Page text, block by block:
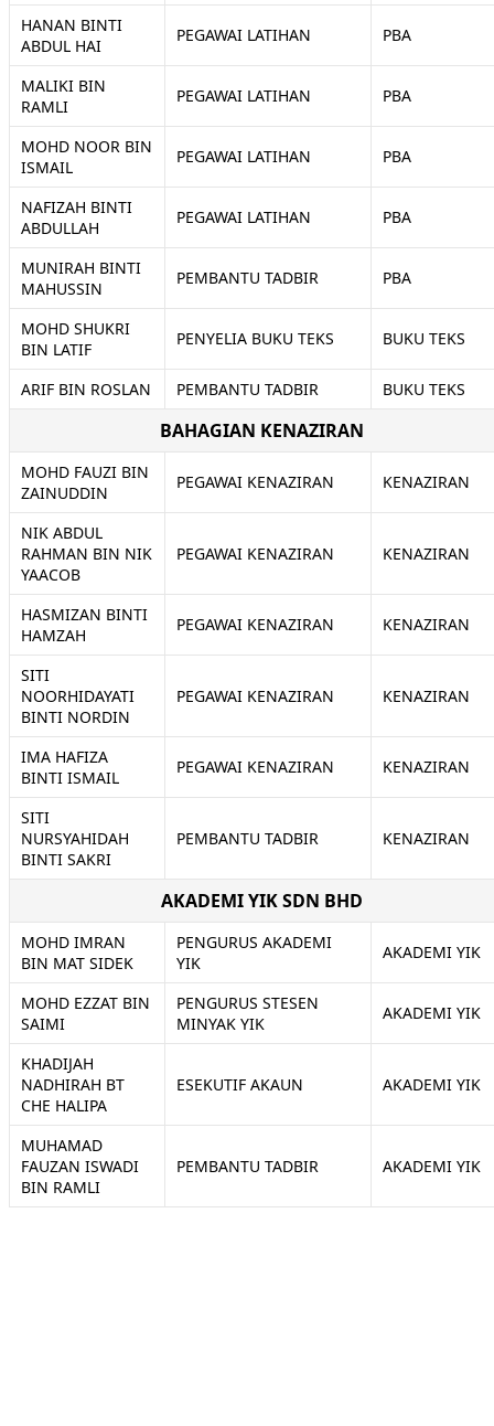
HANAN BINTI
ABDUL HAI
PEGAWAI LATIHAN PBA
MALIKI BIN
RAMLI
PEGAWAI LATIHAN PBA
MOHD NOOR BIN
ISMAIL
PEGAWAI LATIHAN PBA
NAFIZAH BINTI
ABDULLAH
PEGAWAI LATIHAN PBA
MUNIRAH BINTI
MAHUSSIN
PEMBANTU TADBIR PBA
MOHD SHUKRI
BIN LATIF
PENYELIA BUKU TEKS BUKU TEKS
ARIF BIN ROSLAN PEMBANTU TADBIR BUKU TEKS
BAHAGIAN KENAZIRAN
MOHD FAUZI BIN
ZAINUDDIN
PEGAWAI KENAZIRAN KENAZIRAN
NIK ABDUL
RAHMAN BIN NIK
YAACOB
PEGAWAI KENAZIRAN KENAZIRAN
HASMIZAN BINTI
HAMZAH
PEGAWAI KENAZIRAN KENAZIRAN
SITI
NOORHIDAYATI
BINTI NORDIN
PEGAWAI KENAZIRAN KENAZIRAN
IMA HAFIZA
BINTI ISMAIL
PEGAWAI KENAZIRAN KENAZIRAN
SITI
NURSYAHIDAH
BINTI SAKRI
PEMBANTU TADBIR KENAZIRAN
AKADEMI YIK SDN BHD
MOHD IMRAN
BIN MAT SIDEK
PENGURUS AKADEMI
YIK
AKADEMI YIK
MOHD EZZAT BIN
SAIMI
PENGURUS STESEN
MINYAK YIK
AKADEMI YIK
KHADIJAH
NADHIRAH BT
CHE HALIPA
ESEKUTIF AKAUN AKADEMI YIK
MUHAMAD
FAUZAN ISWADI
BIN RAMLI
PEMBANTU TADBIR AKADEMI YIK